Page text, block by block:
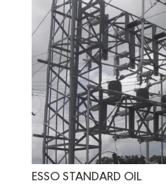
ESSO STANDARD OIL